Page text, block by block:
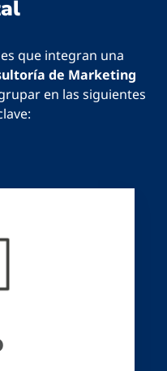
que integran una
de Marketing
en las siguientes